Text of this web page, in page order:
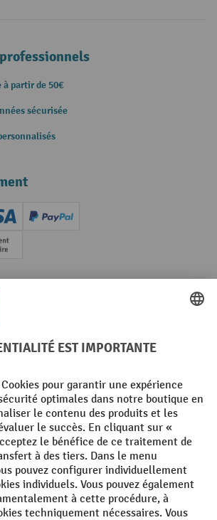
partir de 50€
sécurisée
(Visa)
PayPal
anticipé
Mentions légales
Politique de cookies
shipping costsand possible delivery charges,
jusqu'à épuisement des stocks. La remise ne
spéciaux. Il n'est pas possible de le combiner